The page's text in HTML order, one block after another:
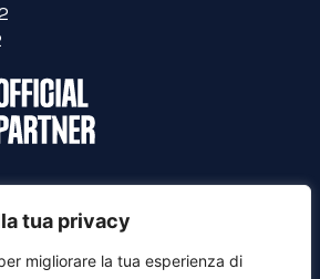
tua privacy
migliorare la tua esperienza di
SPA – P.IVA IT04031090618 –